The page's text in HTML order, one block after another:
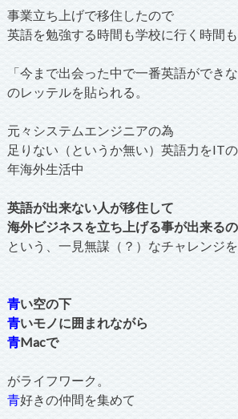
事業立ち上げで移住したので
英語を勉強する時間も学校に行く時間も
「今まで出会った中で一番英語ができな
のレッテルを貼られる。
元々システムエンジニアの為
足りない（というか無い）英語力をIT
年海外生活中
英語が出来ない人が移住して
海外ビジネスを立ち上げる事が出来る
という、一見無謀（？）なチャレンジ
青い空の下
青いモノに囲まれながら
青Macで
がライフワーク。
青好きの仲間を集めて